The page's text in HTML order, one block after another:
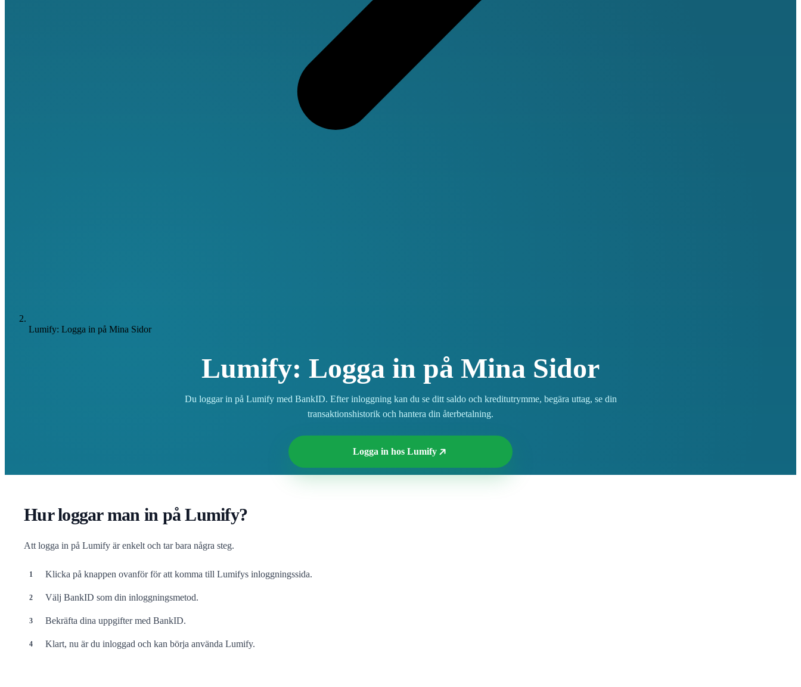
Lumify: Logga in på Mina Sidor
Lumify: Logga in på Mina Sidor
Du loggar in på Lumify med BankID. Efter inloggning kan du se ditt saldo och kreditutrymme, begära uttag, se din
transaktionshistorik och hantera din återbetalning.
Logga in hos Lumify
Hur loggar man in på Lumify?
Att logga in på Lumify är enkelt och tar bara några steg.
Klicka på knappen ovanför för att komma till Lumifys inloggningssida.
Välj BankID som din inloggningsmetod.
Bekräfta dina uppgifter med BankID.
Klart, nu är du inloggad och kan börja använda Lumify.